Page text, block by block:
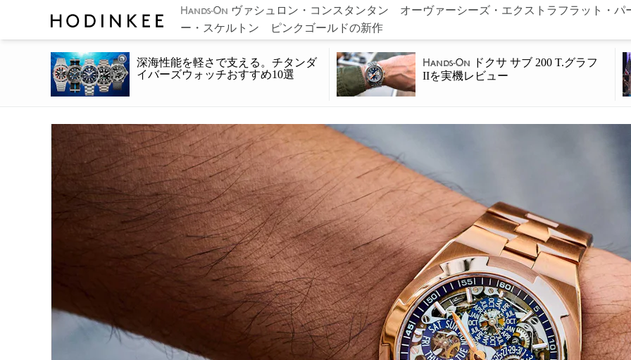
Hands-On ヴァシュロン・コンスタンタン オーヴァーシーズ・エクストラフラット・パ
ー・スケルトン ピンクゴールドの新作
深海性能を軽さで支える。チタンダ
イバーズウォッチおすすめ10選
Hands-On
ドクサ サブ 200 T.グラフ
IIを実機レビュー